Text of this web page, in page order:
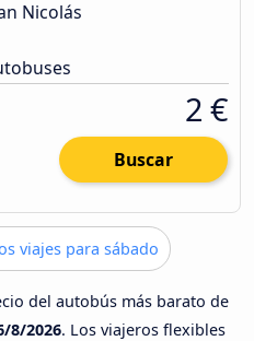
Nicolás
2 €
Buscar
viajes para sábado
del autobús más barato de
8/2026. Los viajeros flexibles